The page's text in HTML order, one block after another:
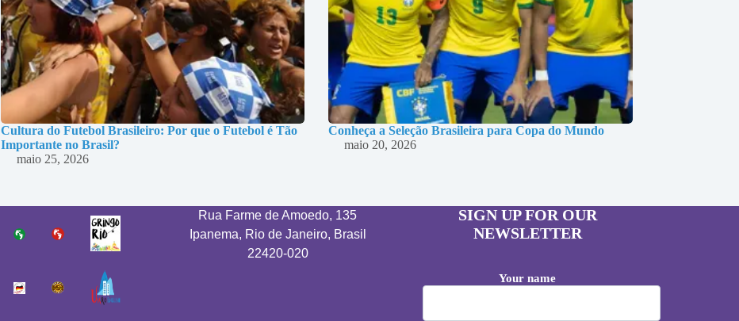
Cultura do Futebol Brasileiro: Por que o Futebol é Tão
Importante no Brasil?
maio 25, 2026
Conheça a Seleção Brasileira para Copa do Mundo
maio 20, 2026
Rua Farme de Amoedo, 135
Ipanema, Rio de Janeiro, Brasil
22420-020
SIGN UP FOR OUR
NEWSLETTER
Your name